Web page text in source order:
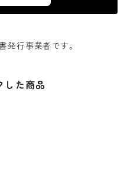
発行事業者です。
した商品